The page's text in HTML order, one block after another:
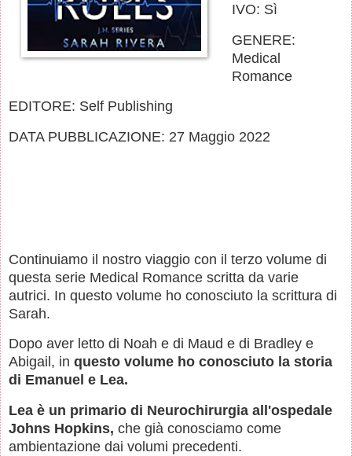
IVO: Sì
GENERE:
Medical
Romance
EDITORE: Self Publishing
DATA PUBBLICAZIONE: 27 Maggio 2022
Continuiamo il nostro viaggio con il terzo volume di
questa serie Medical Romance scritta da varie
autrici. In questo volume ho conosciuto la scrittura di
Sarah.
Dopo aver letto di Noah e di Maud e di Bradley e
Abigail, in questo volume ho conosciuto la storia
di Emanuel e Lea.
Lea è un primario di Neurochirurgia all'ospedale
Johns Hopkins, che già conosciamo come
ambientazione dai volumi precedenti.